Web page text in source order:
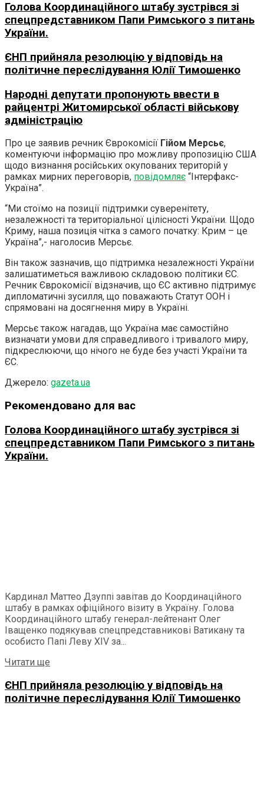
Голова Координаційного штабу зустрівся зі
спецпредставником Папи Римського з питань
України.
ЄНП прийняла резолюцію у відповідь на
політичне переслідування Юлії Тимошенко
Народні депутати пропонують ввести в
райцентрі Житомирської області військову
адміністрацію
Про це заявив речник Єврокомісії Гійом Мерсьє,
коментуючи інформацію про можливу пропозицію США
щодо визнання російських окупованих територій у
рамках мирних переговорів, повідомляє “Інтерфакс-
Україна”.
“Ми стоїмо на позиції підтримки суверенітету,
незалежності та територіальної цілісності України. Щодо
Криму, наша позиція чітка з самого початку: Крим – це
Україна”,- наголосив Мерсьє.
Він також зазначив, що підтримка незалежності України
залишатиметься важливою складовою політики ЄС.
Речник Єврокомісії відзначив, що ЄС активно підтримує
дипломатичні зусилля, що поважають Статут ООН і
спрямовані на досягнення миру в Україні.
Мерсьє також нагадав, що Україна має самостійно
визначати умови для справедливого і тривалого миру,
підкреслюючи, що нічого не буде без участі України та
ЄС.
Джерело: gazeta.ua
Рекомендовано для вас
Голова Координаційного штабу зустрівся зі
спецпредставником Папи Римського з питань
України.
Кардинал Маттео Дзуппі завітав до Координаційного
штабу в рамках офіційного візиту в Україну. Голова
Координаційного штабу генерал-лейтенант Олег
Іващенко подякував спецпредставникові Ватикану та
особисто Папі Леву ХІV за...
Читати ще
ЄНП прийняла резолюцію у відповідь на
політичне переслідування Юлії Тимошенко